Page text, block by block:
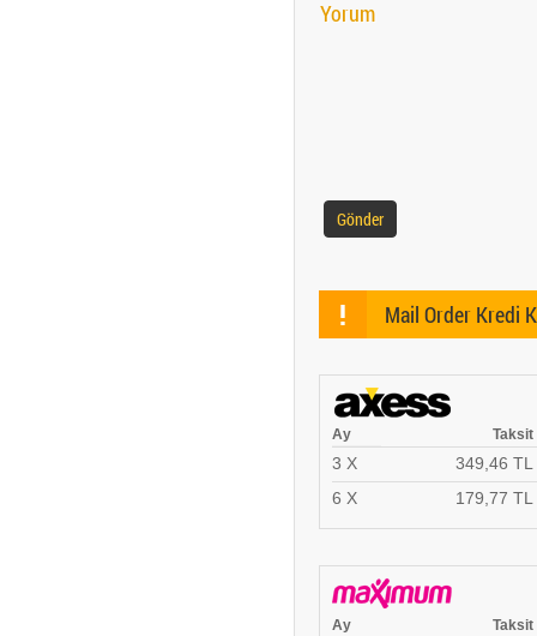
Yorum
Gönder
! Mail Order Kredi
Ay Taksit
3 X
349,46 TL
6 X
179,77 TL
Ay Taksit